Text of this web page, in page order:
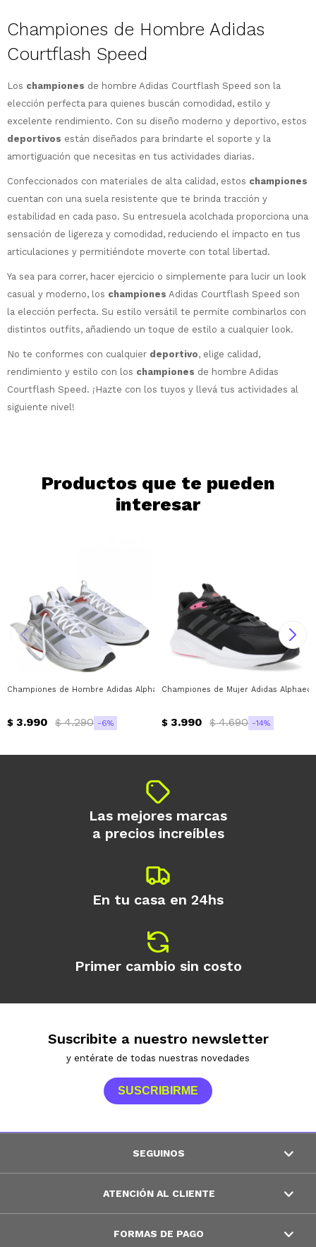
Championes de Hombre Adidas
Courtflash Speed
Los championes de hombre Adidas Courtflash Speed son la
elección perfecta para quienes buscán comodidad, estilo y
excelente rendimiento. Con su diseño moderno y deportivo, estos
deportivos están diseñados para brindarte el soporte y la
amortiguación que necesitas en tus actividades diarias.
Confeccionados con materiales de alta calidad, estos championes
cuentan con una suela resistente que te brinda tracción y
estabilidad en cada paso. Su entresuela acolchada proporciona una
sensación de ligereza y comodidad, reduciendo el impacto en tus
articulaciones y permitiéndote moverte con total libertad.
Ya sea para correr, hacer ejercicio o simplemente para lucir un look
casual y moderno, los championes Adidas Courtflash Speed son
la elección perfecta. Su estilo versátil te permite combinarlos con
distintos outfits, añadiendo un toque de estilo a cualquier look.
No te conformes con cualquier deportivo, elige calidad,
rendimiento y estilo con los championes de hombre Adidas
Courtflash Speed. ¡Hazte con los tuyos y llevá tus actividades al
siguiente nivel!
Productos que te pueden
interesar
Championes de Hombre Adidas Alphaedge Mns Adidas - Blanco - Plateado -
$ 3.990 $ 4.290 6
Championes de Mujer Adidas
$ 3.990 $ 4.690 14
Las mejores marcas
a precios increíbles
En tu casa en 24hs
Primer cambio sin costo
Suscribite a nuestro newsletter
y entérate de todas nuestras novedades
SUSCRIBIRME
SEGUINOS
ATENCIÓN AL CLIENTE
FORMAS DE PAGO
Comprá ahora y Pagá
Después, hasta en 12
cuotas y sin tocar tu
tarjeta de crédito
¡Sumate a la forma más ágil de
comprar!
Comprá en 3 cuotas sin recargo o hasta
en 12 cuotas * ¡Solo con tu cédula!
* sujeto aprobación crediticia.
Verifica si estás calificado para comprar
con Pago Después:
Continuar
Después.
¡Tenés hasta
para comprar en las cuotas
Elegí tus productos preferidos
Elegís Pago Después como metodo de pago
disponible puede variar por comercio
Ups!
Parece que no tenes oferta, lamentamos
el inconveniente, por cualquier duda
preguntas@pagodespues.com.uy
¡Algo salió mal!
Por favor intenta nuevamente mas tarde.